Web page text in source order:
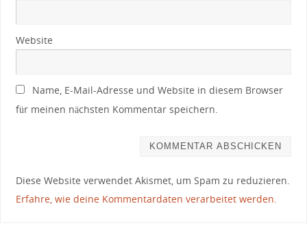
Website
Name, E-Mail-Adresse und Website in diesem Browser
für meinen nächsten Kommentar speichern.
Diese Website verwendet Akismet, um Spam zu reduzieren.
Erfahre, wie deine Kommentardaten verarbeitet werden.